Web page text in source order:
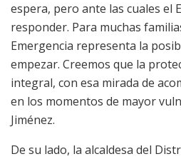
espera, pero ante las cuales el
responder. Para muchas
Emergencia representa la
empezar. Creemos que la
integral, con esa mirada de
en los momentos de mayor
Jiménez.
De su lado, la alcaldesa del